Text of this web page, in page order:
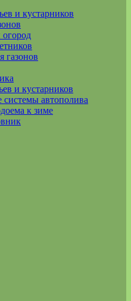
и кустарников
газонов
и кустарников
автополива
к зиме